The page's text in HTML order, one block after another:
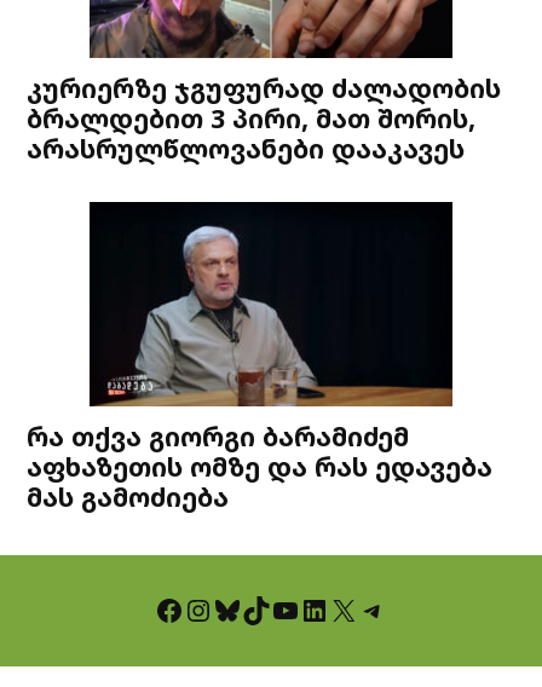
კურიერზე ჯგუფურად ძალადობის
ბრალდებით 3 პირი, მათ შორის,
არასრულწლოვანები დააკავეს
რა თქვა გიორგი ბარამიძემ
აფხაზეთის ომზე და რას ედავება
მას გამოძიება
Facebook InstagramBluesky TikTok YouTube LinkedIn X Telegram